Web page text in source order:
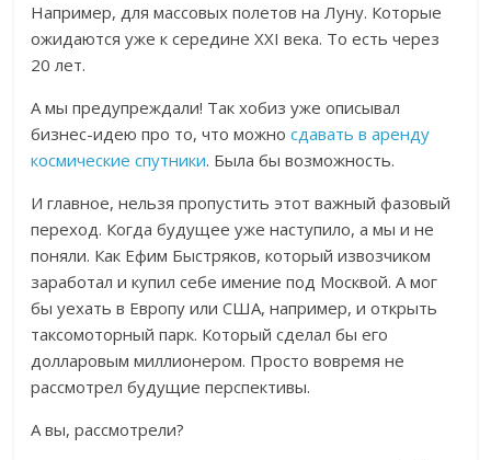
Например, для массовых полетов на Луну. Которые
ожидаются уже к середине XXI века. То есть через
20 лет.
А мы предупреждали! Так хобиз уже описывал
бизнес-идею про то, что можносдавать в аренду
космические спутники. Была бы возможность.
И главное, нельзя пропустить этот важный фазовый
переход. Когда будущее уже наступило, а мы и не
поняли. Как Ефим Быстряков, который извозчиком
заработал и купил себе имение под Москвой. А мог
бы уехать в Европу или США, например, и открыть
таксомоторный парк. Который сделал бы его
долларовым миллионером. Просто вовремя не
рассмотрел будущие перспективы.
А вы, рассмотрели?